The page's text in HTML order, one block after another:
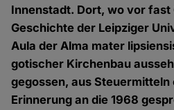
Innenstadt. Dort, wo vor
Geschichte der Leipziger
Aula der Alma mater
gotischer Kirchenbau
gegossen, aus
Erinnerung an die 1968